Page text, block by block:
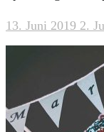
13. Juni 2019 2.